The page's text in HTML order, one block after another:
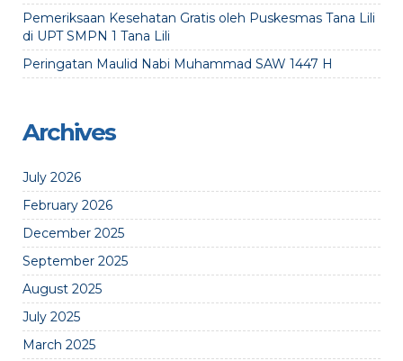
Pemeriksaan Kesehatan Gratis oleh Puskesmas Tana Lili
di UPT SMPN 1 Tana Lili
Peringatan Maulid Nabi Muhammad SAW 1447 H
Archives
July 2026
February 2026
December 2025
September 2025
August 2025
July 2025
March 2025